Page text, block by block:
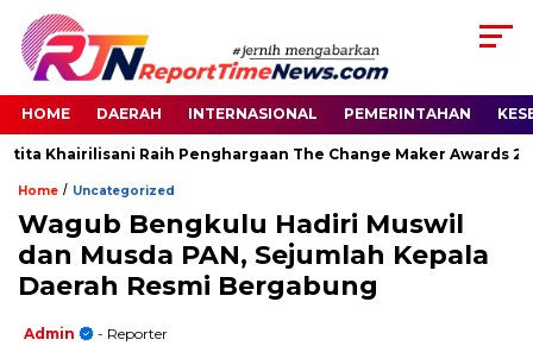
HOME DAERAH INTERNASIONAL PEMERINTAHAN
Khairilisani Raih Penghargaan The Change Maker Awards 2026
Home / Uncategorized
Wagub Bengkulu Hadiri Muswil
dan Musda PAN, Sejumlah Kepala
Daerah Resmi Bergabung
Admin
- Reporter